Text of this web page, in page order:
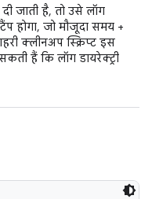
जाती है, तो उसे लॉग
होगा, जो मौजूदा समय +
क्लीनअप स्क्रिप्ट इस
हैं कि लॉग डायरेक्ट्री